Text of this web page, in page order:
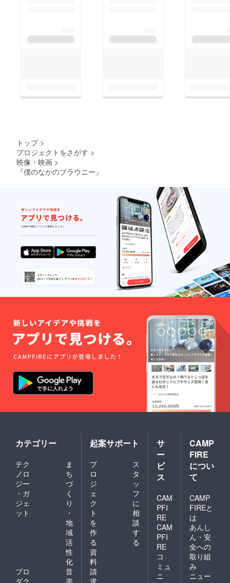
トップ >
プロジェクトをさがす >
映像・映画 >
『僕のなかのブラウニー』
カテゴリー
テク
ノロ
ジー
・ガ
ジェ
ット
ま
ち
づ
く
り
・
地
域
活
性
化
プロ
ダク
音
楽
起案サポート
プ
ロ
ジ
ェ
ク
ト
を
作
る
ス
タ
ッ
フ
に
相
談
す
る
資
料
請
求
サ
ー
ビ
ス
CAM
PFI
RE
CAM
PFI
RE
コ
ミュ
ニ
CAMP
FIRE
につい
て
CAMP
FIREと
は
あんし
ん・安
全への
取り組
み
ニュー